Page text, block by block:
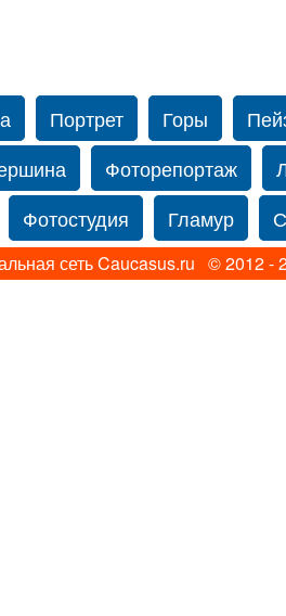
Портрет Горы
Фоторепортаж
Фотостудия Гламур
Свадьба фото
сеть Caucasus.ru © 2012 -